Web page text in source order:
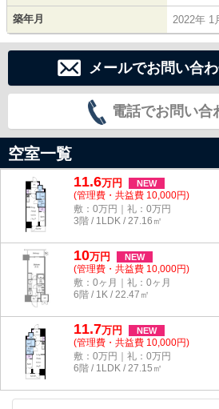
築年月 2022年 1
メールでお問い合
電話でお問い合
空室一覧
11.6万円 NEW
(管理費・共益費 10,000円)
敷：0万円｜礼：0万円
3階 / 1LDK / 27.16㎡
10万円 NEW
(管理費・共益費 10,000円)
敷：0ヶ月｜礼：0ヶ月
6階 / 1K / 22.47㎡
11.7万円 NEW
(管理費・共益費 10,000円)
敷：0万円｜礼：0万円
6階 / 1LDK / 27.15㎡